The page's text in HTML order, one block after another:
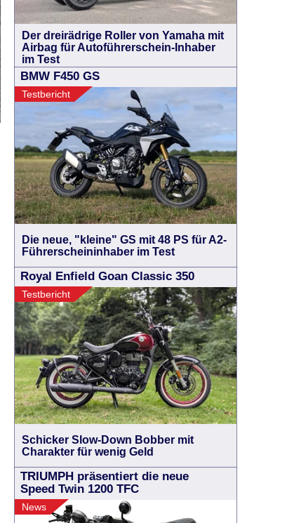
Der dreirädrige Roller von Yamaha mit
Airbag für Autoführerschein-Inhaber
im Test
BMW F450 GS
Testbericht
Die neue, "kleine" GS mit 48 PS für A2-
Führerscheininhaber im Test
Royal Enfield Goan Classic 350
Testbericht
Schicker Slow-Down Bobber mit
Charakter für wenig Geld
TRIUMPH präsentiert die neue
Speed Twin 1200 TFC
News